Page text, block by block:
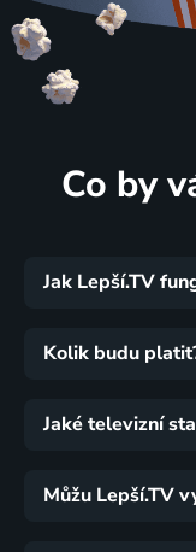
Co by
Jak Lepší.TV
Kolik budu
Jaké televizní
Můžu Lepší.TV